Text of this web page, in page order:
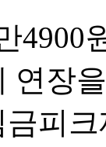
4900
연장
피